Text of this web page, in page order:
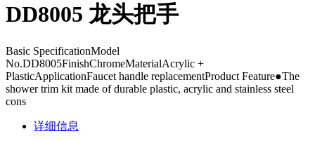
DD8005 龙头把手
Basic SpecificationModel
No.DD8005FinishChromeMaterialAcrylic +
PlasticApplicationFaucet handle replacementProduct Feature●The
shower trim kit made of durable plastic, acrylic and stainless steel
cons
详细信息